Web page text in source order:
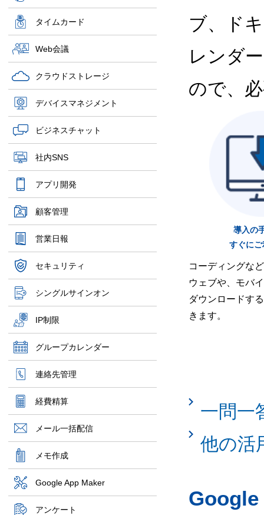
タイムカード
Web会議
クラウドストレージ
デバイスマネジメント
ビジネスチャット
社内SNS
アプリ開発
顧客管理
営業日報
セキュリティ
シングルサインオン
IP制限
グループカレンダー
連絡先管理
経費精算
メール一括配信
メモ作成
Google App Maker
アンケート
ブ、ド
レンダ
ので、
導入の
すぐに
コーディングな
ウェブや、モバ
ダウンロードす
きます。
一問一
他の活
Google